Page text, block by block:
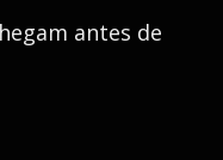
antes de